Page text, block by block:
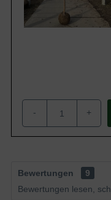
- +
Bewertungen
9
Bewertungen lesen,